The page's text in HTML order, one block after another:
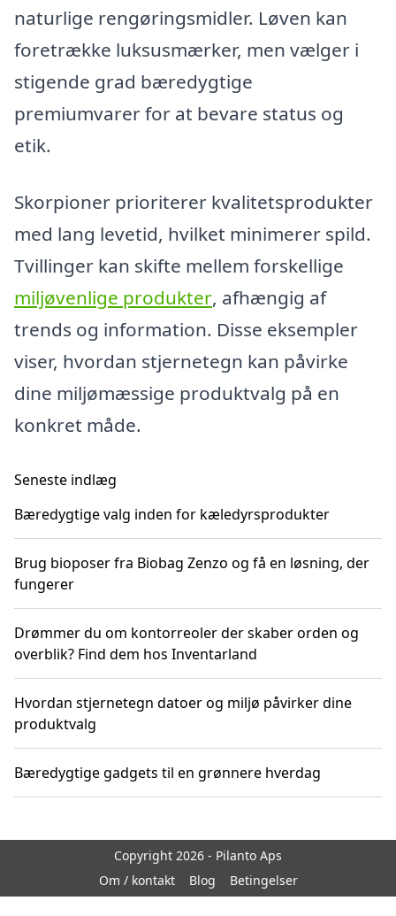
naturlige rengøringsmidler. Løven kan
foretrække luksusmærker, men vælger i
stigende grad bæredygtige
premiumvarer for at bevare status og
etik.
Skorpioner prioriterer kvalitetsprodukter
med lang levetid, hvilket minimerer spild.
Tvillinger kan skifte mellem forskellige
miljøvenlige produkter, afhængig af
trends og information. Disse eksempler
viser, hvordan stjernetegn kan påvirke
dine miljømæssige produktvalg på en
konkret måde.
Seneste indlæg
Bæredygtige valg inden for kæledyrsprodukter
Brug bioposer fra Biobag Zenzo og få en løsning, der
fungerer
Drømmer du om kontorreoler der skaber orden og
overblik? Find dem hos Inventarland
Hvordan stjernetegn datoer og miljø påvirker dine
produktvalg
Bæredygtige gadgets til en grønnere hverdag
Copyright 2026 - Pilanto Aps
Om / kontakt
Blog Betingelser